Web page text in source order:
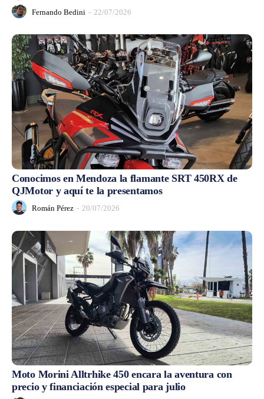
Fernando Bedini - 22/07/2026
Conocimos en Mendoza la flamante SRT 450RX de
QJMotor y aquí te la presentamos
Román Pérez - 20/07/2026
Moto Morini Alltrhike 450 encara la aventura con
precio y financiación especial para julio